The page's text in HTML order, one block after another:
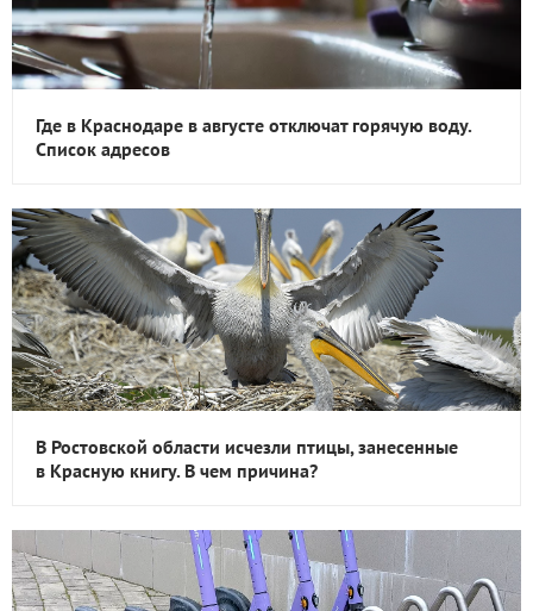
Где в Краснодаре в августе отключат горячую воду.
Список адресов
В Ростовской области исчезли птицы, занесенные
в Красную книгу. В чем причина?